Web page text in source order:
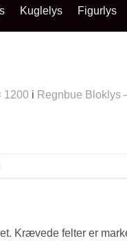
Kuglelys Figurlys
1200 i Regnbue Bloklys
Krævede felter er